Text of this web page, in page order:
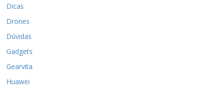
Dicas
Drones
Dúvidas
Gadgets
Gearvita
Huawei